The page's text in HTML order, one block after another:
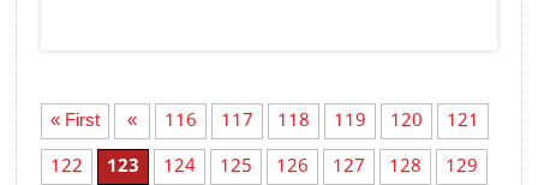
« First « 116 117 118 119 120
121
122
123 124 125 126 127 128
129